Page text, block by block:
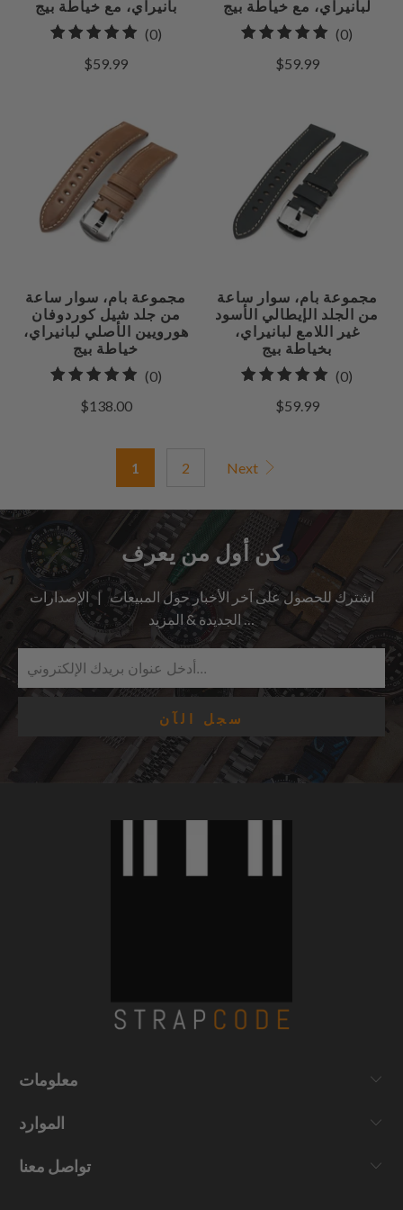
بانيراي، مع خياطة بيج
(0)0
$59.99
لبانيراي، مع خياطة بيج
(0)
$59.99
مجموعة بام، سوار ساعة
من جلد شيل كوردوفان
هورويين الأصلي لبانيراي،
خياطة بيج
(0)0
$138.00
مجموعة بام، سوار ساعة
من الجلد الإيطالي الأسود
غير اللامع لبانيراي،
بخياطة بيج
(0)
$59.99
1 2 Next
كن أول من يعرف
اشترك للحصول على آخر الأخبار حول المبيعات | الإصدارات
الجديدة & المزيد …
معلومات
الموارد
تواصل معنا